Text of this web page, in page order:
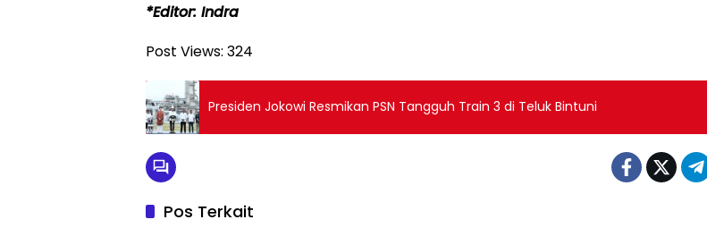
*Editor: Indra
Post Views: 324
Presiden Jokowi Resmikan PSN Tangguh Train 3 di Teluk Bintuni
Pos Terkait